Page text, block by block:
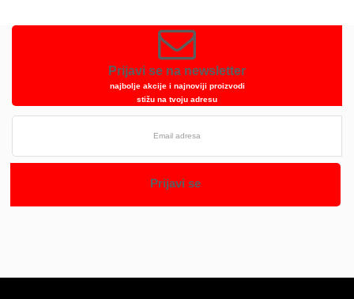
Prijavi se na newsletter
najbolje akcije i najnoviji proizvodi
stižu na tvoju adresu
Prijavi se